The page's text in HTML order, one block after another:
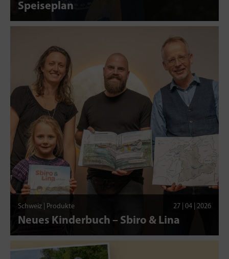
Speiseplan
Schweiz | Produkte 27 | 04 | 2026
Neues Kinderbuch – Sbiro & Lina